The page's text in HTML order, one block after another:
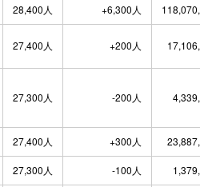
28,400人 +6,300人
27,400人 +200人
27,300人 -200人
27,400人 +300人
27,300人 -100人